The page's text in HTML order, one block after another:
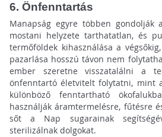
6. Önfenntartás
Manapság egyre többen gondolják
mostani helyzete tarthatatlan, és
termőföldek kihasználása a
pazarlása hosszú távon nem
ember szeretne visszatalálni a
önfenntartó életvitelt folytatni, mint
különböző fenntartható
használják áramtermelésre, fűtésre
sőt a Nap sugarainak
sterilizálnak dolgokat.